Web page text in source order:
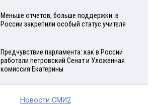
Меньше отчетов, больше поддержки: в
России закрепили особый статус учителя
Предчувствие парламента: как в России
работали петровский Сенат и Уложенная
комиссия Екатерины
Новости СМИ2